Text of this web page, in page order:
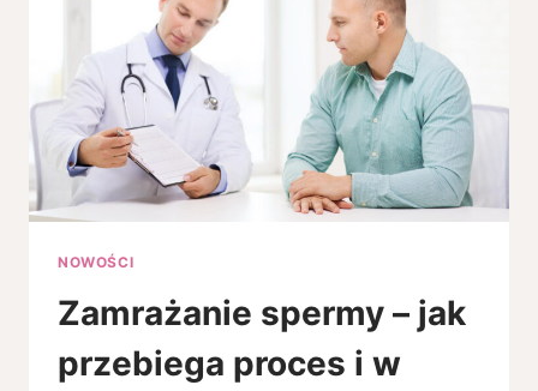
NOWOŚCI
Zamrażanie spermy – jak
przebiega proces i w